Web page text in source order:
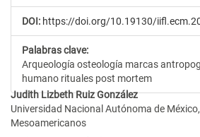
DOI: https://doi.org/10.19130/
Palabras clave:
Arqueología osteología marcas
humano rituales post mortem
Contenido
principal
Judith Lizbeth Ruiz González
Universidad Nacional Autónoma de
Mesoamericanos